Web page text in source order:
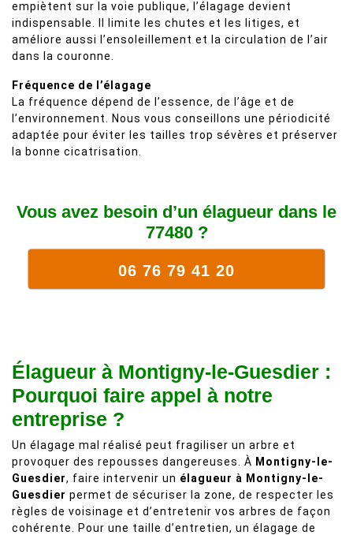
empiètent sur la voie publique, l’élagage devient
indispensable. Il limite les chutes et les litiges, et
améliore aussi l’ensoleillement et la circulation de l’air
dans la couronne.
Fréquence de l’élagage
La fréquence dépend de l’essence, de l’âge et de
l’environnement. Nous vous conseillons une périodicité
adaptée pour éviter les tailles trop sévères et préserver
la bonne cicatrisation.
Vous avez besoin d’un élagueur dans le
77480 ?
06 76 79 41 20
Élagueur à Montigny-le-Guesdier :
Pourquoi faire appel à notre
entreprise ?
Un élagage mal réalisé peut fragiliser un arbre et
provoquer des repousses dangereuses. À Montigny-le-
Guesdier, faire intervenir un élagueur à Montigny-le-
Guesdier permet de sécuriser la zone, de respecter les
règles de voisinage et d’entretenir vos arbres de façon
cohérente. Pour une taille d’entretien, un élagage de